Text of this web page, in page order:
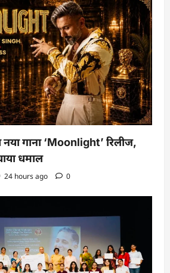
गाना ‘Moonlight’ रिलीज,
धमाल
24 hours ago 0